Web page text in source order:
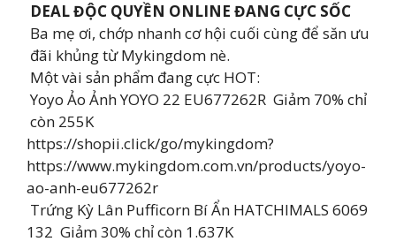
DEAL ĐỘC QUYỀN ONLINE ĐANG CỰC SỐC
Ba mẹ ơi, chớp nhanh cơ hội cuối cùng để săn ưu
đãi khủng từ Mykingdom nè.
Một vài sản phẩm đang cực HOT:
️ Yoyo Ảo Ảnh YOYO 22 EU677262R Giảm 70% chỉ
còn 255K
https://shopii.click/go/mykingdom?
https://www.mykingdom.com.vn/products/yoyo-
ao-anh-eu677262r
️ Trứng Kỳ Lân Pufficorn Bí Ẩn HATCHIMALS 6069
132 Giảm 30% chỉ còn 1.637K